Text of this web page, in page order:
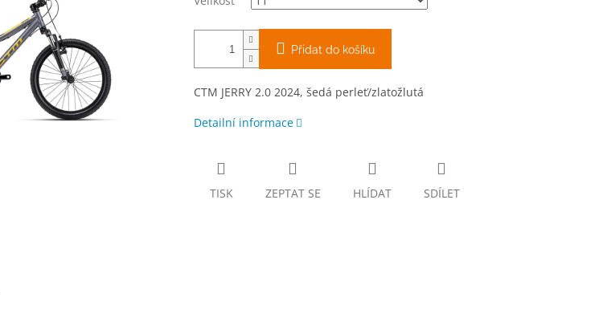
Přidat do košíku
CTM JERRY 2.0 2024, šedá perleť/zlatožlutá
Detailní informace
TISK ZEPTAT SE HLÍDAT SDÍLET